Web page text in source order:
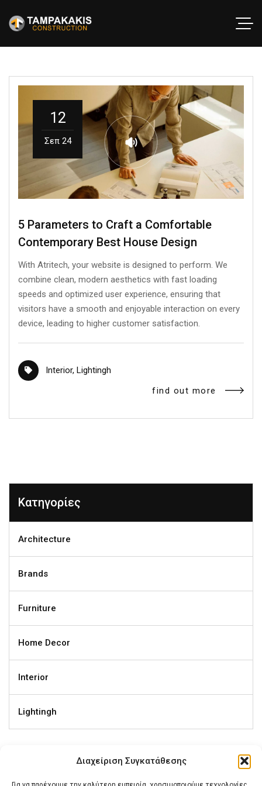
Διαχείριση Συγκατάθεσης
12
Σεπ 24
5 Parameters to Craft a Comfortable
Contemporary Best House Design
With Atritech, your website is designed to perform. We
combine clean, modern aesthetics with fast loading
speeds and optimized user experience, ensuring that
visitors have a smooth and enjoyable interaction on every
device, leading to higher customer satisfaction.
Interior, Lightingh
find out more
Κατηγορίες
Architecture
Brands
Furniture
Home Decor
Interior
Lightingh
Ετικέτες